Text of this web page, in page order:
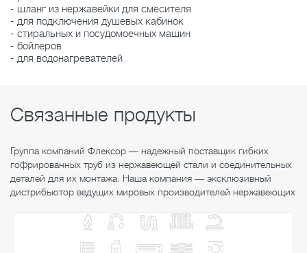
- шланг из нержавейки для смесителя
- для подключения душевых кабинок
- стиральных и посудомоечных машин
- бойлеров
- для водонагревателей
Связанные продукты
Группа компаний Флексор — надежный поставщик гибких
гофрированных труб из нержавеющей стали и соединительных
деталей для их монтажа. Наша компания — эксклюзивный
дистрибьютор ведущих мировых производителей нержавеющих